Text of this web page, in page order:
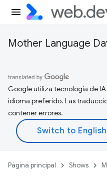
Mother Language
Google utiliza tecnología de
idioma preferido. Las
contener errores.
Página principal Shows